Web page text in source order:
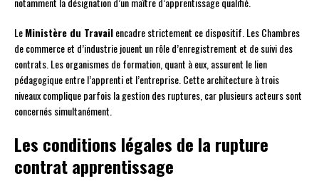
LeMinistère du Travailencadre strictement ce dispositif. Les Chambres
de commerce et d’industrie jouent un rôle d’enregistrement et de suivi des
contrats. Les organismes de formation, quant à eux, assurent le lien
pédagogique entre l’apprenti et l’entreprise. Cette architecture à trois
niveaux complique parfois la gestion des ruptures, car plusieurs acteurs sont
concernés simultanément.
Les conditions légales de la rupture
contrat apprentissage